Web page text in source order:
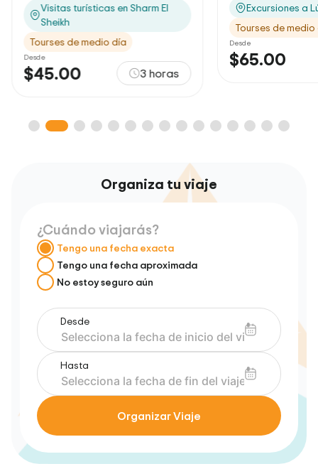
Visitas turísticas en Sharm El
Sheikh
Tourses de medio día
Desde
$45.00 3 horas
Excursiones a
Tourses de
Desde
$65.00
Organiza tu viaje
¿Cuándo viajarás?
Tengo una fecha exacta
Tengo una fecha aproximada
No estoy seguro aún
Desde
Hasta
Organizar Viaje